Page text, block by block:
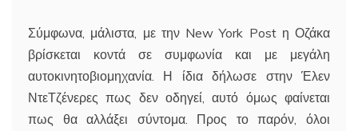
Σύμφωνα, μάλιστα, με την New York Post η Οζάκα
βρίσκεται κοντά σε συμφωνία και με μεγάλη
αυτοκινητοβιομηχανία. Η ίδια δήλωσε στην Έλεν
ΝτεΤζένερες πως δεν οδηγεί, αυτό όμως φαίνεται
πως θα αλλάξει σύντομα. Προς το παρόν, όλοι